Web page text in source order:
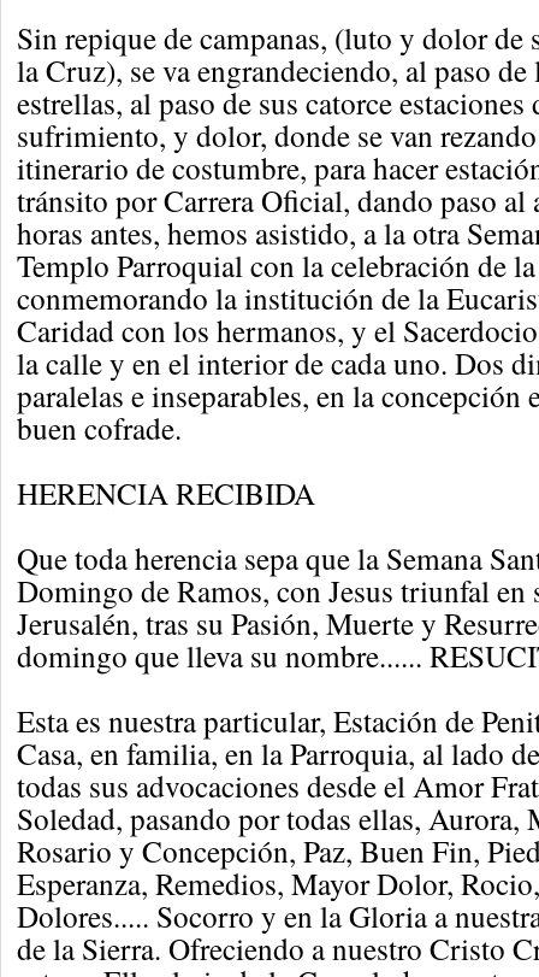
Sin repique de campanas, (luto y dolor de
la Cruz), se va engrandeciendo, al paso
estrellas, al paso de sus catorce
sufrimiento, y dolor, donde se van
itinerario de costumbre, para hacer
tránsito por Carrera Oficial, dando paso al
horas antes, hemos asistido, a la otra
Templo Parroquial con la celebración de
conmemorando la institución de la
Caridad con los hermanos, y el
la calle y en el interior de cada uno. Dos
paralelas e inseparables, en la concepción
buen cofrade.
HERENCIA RECIBIDA
Que toda herencia sepa que la Semana
Domingo de Ramos, con Jesus triunfal en
Jerusalén, tras su Pasión, Muerte y
domingo que lleva su nombre......
Esta es nuestra particular, Estación de
Casa, en familia, en la Parroquia, al lado
todas sus advocaciones desde el Amor
Soledad, pasando por todas ellas, Aurora,
Rosario y Concepción, Paz, Buen Fin,
Esperanza, Remedios, Mayor Dolor,
Dolores..... Socorro y en la Gloria a
de la Sierra. Ofreciendo a nuestro Cristo